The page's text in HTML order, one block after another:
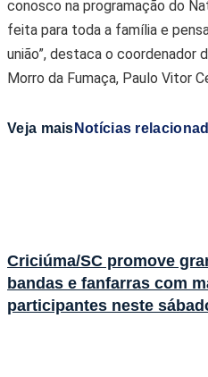
conosco na programação do
feita para toda a família e
união”, destaca o coordenador
Morro da Fumaça, Paulo Vitor
Veja mais Notícias
Criciúma/SC promove
bandas e fanfarras com
participantes neste